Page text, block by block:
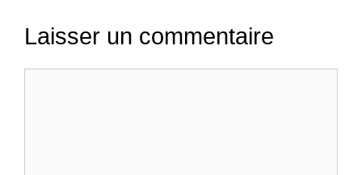
Laisser un commentaire